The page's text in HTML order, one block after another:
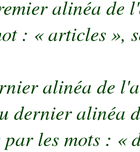
alinéa de
: « articles »,
alinéa de
dernier alinéa
par les mots :